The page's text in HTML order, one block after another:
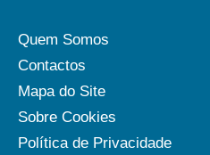
Quem Somos
Contactos
Mapa do Site
Sobre Cookies
Política de Privacidade